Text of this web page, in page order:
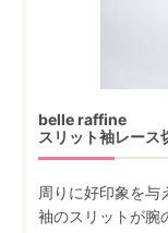
belle raffine
スリット袖レース
周りに好印象を与
袖のスリットが腕